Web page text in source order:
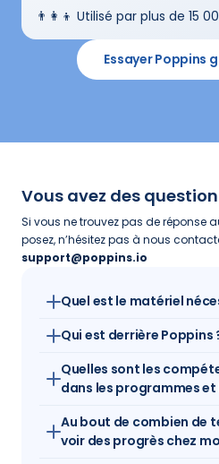
👨‍👩‍👦 Utilisé par plus de 15
Essayer Poppins
Vous avez des
Si vous ne trouvez pas de réponse
support@poppins.io
Quel est le matériel
Qui est derrière Poppins
Quelles sont les
dans les programmes et
Au bout de combien de
voir des progrès chez